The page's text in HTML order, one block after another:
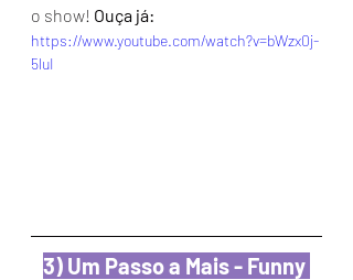
o show! Ouça já:
https://www.youtube.com/watch?v=bWzx0j-
5luI
3) Um Passo a Mais - Funny